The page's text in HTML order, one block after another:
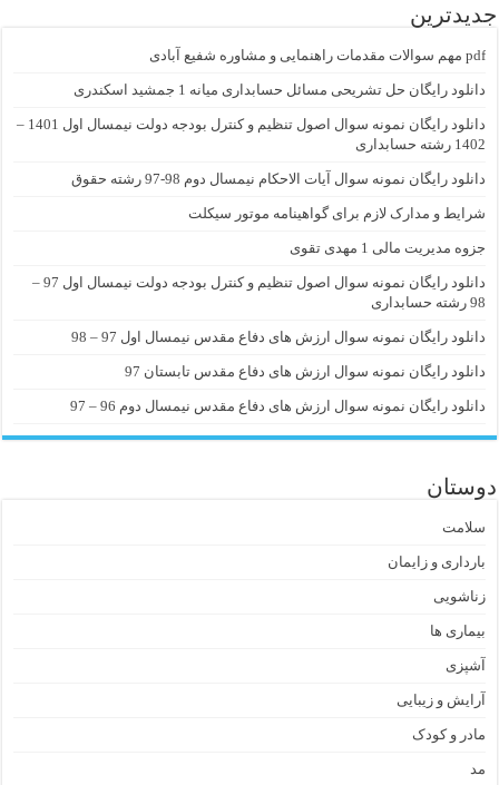
جدیدترین
pdf مهم سوالات مقدمات راهنمایی و مشاوره شفیع آبادی
دانلود رایگان حل تشریحی مسائل حسابداری میانه 1 جمشید اسکندری
دانلود رایگان نمونه سوال اصول تنظیم و کنترل بودجه دولت نیمسال اول 1401 –
1402 رشته حسابداری
دانلود رایگان نمونه سوال آیات الاحکام نیمسال دوم 98-97 رشته حقوق
شرایط و مدارک لازم برای گواهینامه موتور سیکلت
جزوه مدیریت مالی 1 مهدی تقوی
دانلود رایگان نمونه سوال اصول تنظیم و کنترل بودجه دولت نیمسال اول 97 –
98 رشته حسابداری
دانلود رایگان نمونه سوال ارزش های دفاع مقدس نیمسال اول 97 – 98
دانلود رایگان نمونه سوال ارزش های دفاع مقدس تابستان 97
دانلود رایگان نمونه سوال ارزش های دفاع مقدس نیمسال دوم 96 – 97
دوستان
سلامت
بارداری و زایمان
زناشویی
بیماری ها
آشپزی
آرایش و زیبایی
مادر و کودک
مد